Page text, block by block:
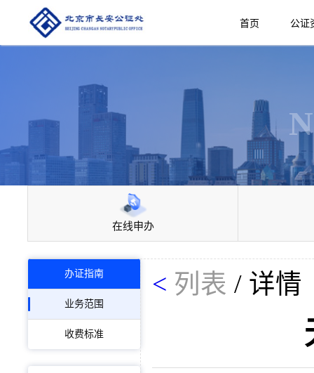
首页 公证
在线申办
办证指南
业务范围
收费标准
< 列表 / 详情